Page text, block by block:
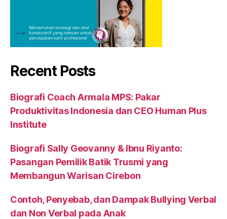
Recent Posts
Biografi Coach Armala MPS: Pakar
Produktivitas Indonesia dan CEO Human Plus
Institute
Biografi Sally Geovanny & Ibnu Riyanto:
Pasangan Pemilik Batik Trusmi yang
Membangun Warisan Cirebon
Contoh, Penyebab, dan Dampak Bullying Verbal
dan Non Verbal pada Anak